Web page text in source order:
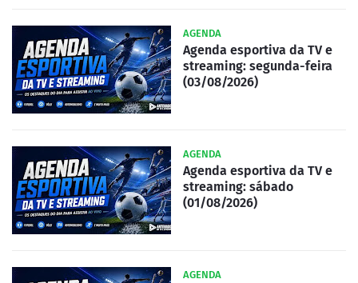
AGENDA
Agenda esportiva da TV e
streaming: segunda-feira
(03/08/2026)
AGENDA
Agenda esportiva da TV e
streaming: sábado
(01/08/2026)
AGENDA